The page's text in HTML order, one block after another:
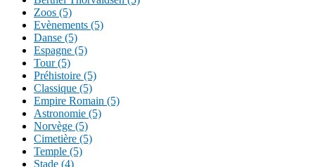
Zoos (5)
Evènements (5)
Danse (5)
Espagne (5)
Tour (5)
Préhistoire (5)
Classique (5)
Empire Romain (5)
Astronomie (5)
Norvège (5)
Cimetière (5)
Temple (5)
Stade (4)